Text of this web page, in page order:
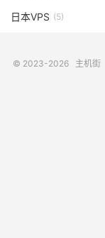
日本VPS (5)
© 2023-2026 主机街